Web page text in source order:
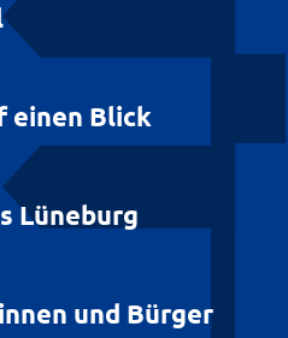
einen Blick
Lüneburg
und Bürger